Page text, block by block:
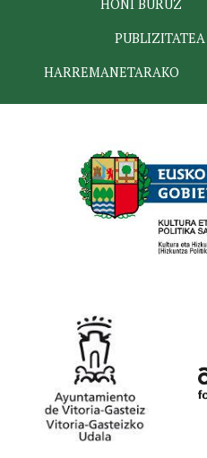
HONI BURUZ
PUBLIZITATEA
HARREMANETARAKO